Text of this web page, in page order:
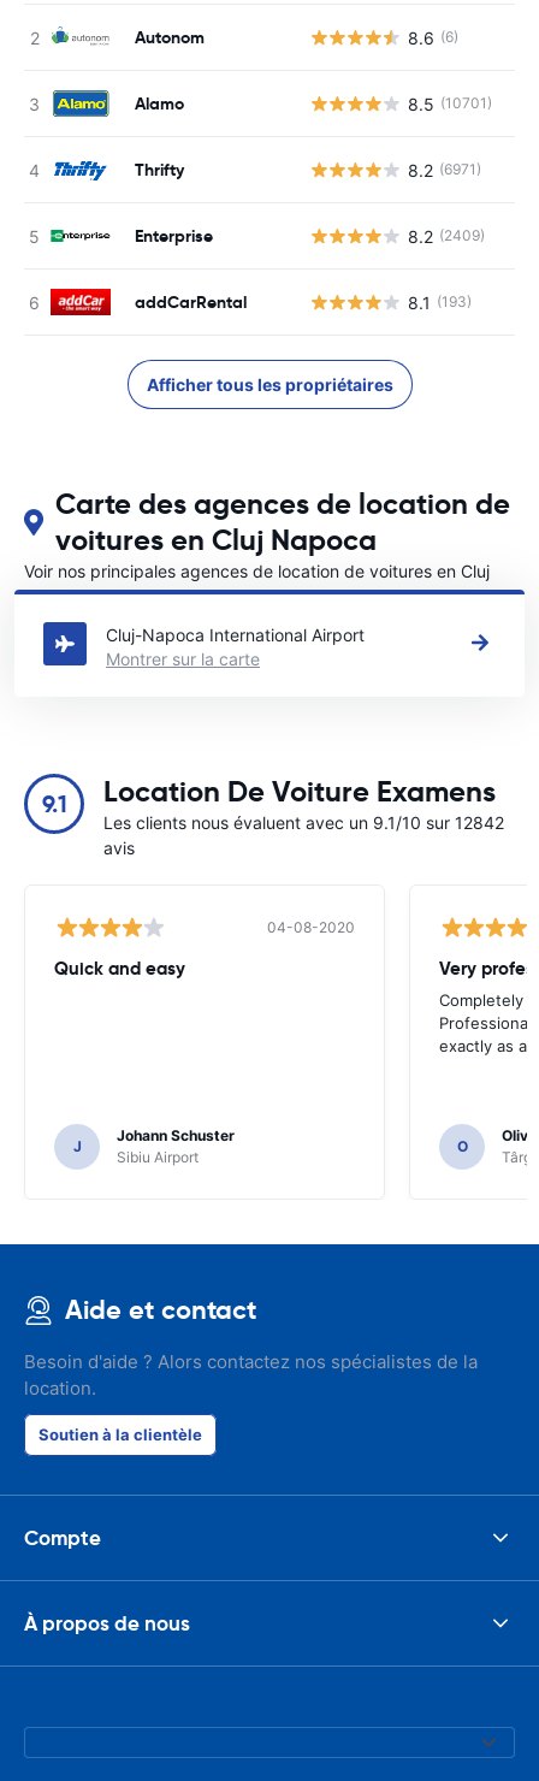
Autonom 8.6 (6)
Alamo 8.5 (10701)
Thrifty 8.2 (6971)
Enterprise 8.2 (2409)
addCarRental 8.1 (193)
Afficher tous les propriétaires
Carte des agences de location de
voitures en Cluj Napoca
Voir nos principales agences de location de voitures en Cluj
Napoca
Cluj-Napoca International Airport
Montrer sur la carte
9.1 Location De Voiture Examens
Les clients nous évaluent avec un 9.1/10 sur 12842
avis
04-08-2020
Quick and easy
J
Johann Schuster
Sibiu Airport
Completely
exactly as
O
Aide et contact
Besoin d'aide ? Alors contactez nos spécialistes de la
location.
Soutien à la clientèle
Compte
À propos de nous